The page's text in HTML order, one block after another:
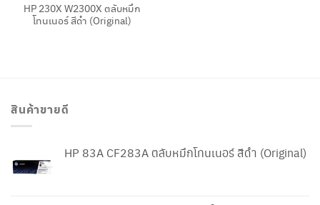
HP 230X W2300X ตลับหมึก
โทนเนอร์ สีดำ (Original)
สินค้าขายดี
HP 83A CF283A ตลับหมึกโทนเนอร์ สีดำ (Original)